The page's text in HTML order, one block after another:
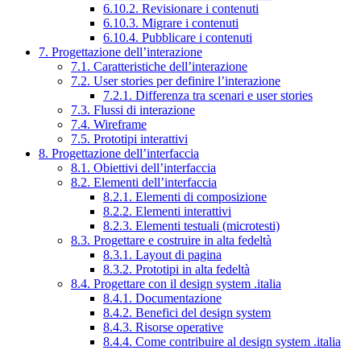
6.10.2. Revisionare i contenuti
6.10.3. Migrare i contenuti
6.10.4. Pubblicare i contenuti
7. Progettazione dell’interazione
7.1. Caratteristiche dell’interazione
7.2. User stories per definire l’interazione
7.2.1. Differenza tra scenari e user stories
7.3. Flussi di interazione
7.4. Wireframe
7.5. Prototipi interattivi
8. Progettazione dell’interfaccia
8.1. Obiettivi dell’interfaccia
8.2. Elementi dell’interfaccia
8.2.1. Elementi di composizione
8.2.2. Elementi interattivi
8.2.3. Elementi testuali (microtesti)
8.3. Progettare e costruire in alta fedeltà
8.3.1. Layout di pagina
8.3.2. Prototipi in alta fedeltà
8.4. Progettare con il design system .italia
8.4.1. Documentazione
8.4.2. Benefici del design system
8.4.3. Risorse operative
8.4.4. Come contribuire al design system .italia